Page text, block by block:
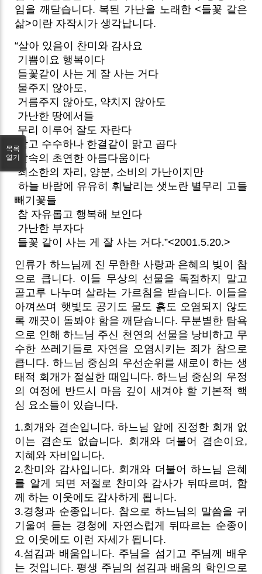
임을 깨닫습니다. 복된 가난을 노래한 <들꽃 같은
삶>이란 자작시가 생각납니다.
“살아 있음이 찬미와 감사요
기쁨이요 행복이다
들꽃같이 사는 게 잘 사는 거다
물주지 않아도,
거름주지 않아도, 약치지 않아도
가난한 땅에서들
무리 이루어 잘도 자란다
작고 수수하나 한결같이 맑고 곱다
탈속의 초연한 아름다움이다
최소한의 자리, 양분, 소비의 가난이지만
하늘 바람에 유유히 휘날리는 샛노란 별무리 고들
빼기꽃들
참 자유롭고 행복해 보인다
가난한 부자다
들꽃 같이 사는 게 잘 사는 거다.”<2001.5.20.>
인류가 하느님께 진 무한한 사랑과 은혜의 빚이 참
으로 큽니다. 이들 무상의 선물을 독점하지 말고
골고루 나누며 살라는 가르침을 받습니다. 이들을
아껴쓰며 햇빛도 공기도 물도 흙도 오염되지 않도
록 깨끗이 돌봐야 함을 깨닫습니다. 무분별한 탐욕
으로 인해 하느님 주신 천연의 선물을 낭비하고 무
수한 쓰레기들로 자연을 오염시키는 죄가 참으로
큽니다. 하느님 중심의 우선순위를 새로이 하는 생
태적 회개가 절실한 때입니다. 하느님 중심의 우정
의 여정에 반드시 마음 깊이 새겨야 할 기본적 핵
심 요소들이 있습니다.
1.회개와 겸손입니다. 하느님 앞에 진정한 회개 없
이는 겸손도 없습니다. 회개와 더불어 겸손이요,
지혜와 자비입니다.
2.찬미와 감사입니다. 회개와 더불어 하느님 은혜
를 알게 되면 저절로 찬미와 감사가 뒤따르며, 함
께 하는 이웃에도 감사하게 됩니다.
3.경청과 순종입니다. 참으로 하느님의 말씀을 귀
기울여 듣는 경청에 자연스럽게 뒤따르는 순종이
요 이웃에도 이런 자세가 됩니다.
4.섬김과 배움입니다. 주님을 섬기고 주님께 배우
는 것입니다. 평생 주님의 섬김과 배움의 학인으로
목록
열기